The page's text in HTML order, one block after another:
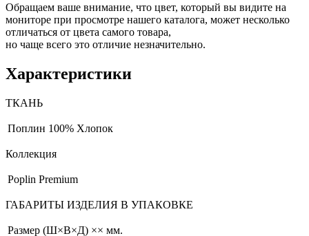
Обращаем ваше внимание, что цвет, который вы видите на
мониторе при просмотре нашего каталога, может несколько
отличаться от цвета самого товара,
но чаще всего это отличие незначительно.
Характеристики
ТКАНЬ
Поплин 100% Хлопок
Коллекция
Poplin Premium
ГАБАРИТЫ ИЗДЕЛИЯ В УПАКОВКЕ
Размер (Ш×В×Д) ×× мм.